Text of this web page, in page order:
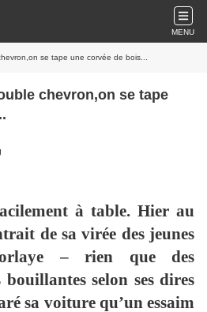
MENU
se tape une corvée de bois...
chevron,on se tape
à table. Hier au
de sa virée des jeunes
– rien que des
bouillantes selon ses dires
sa voiture qu’un essaim